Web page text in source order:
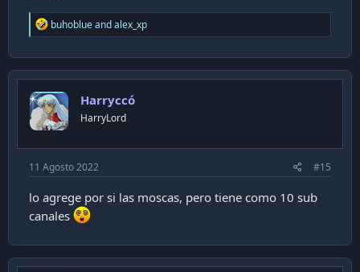
R
e
c
t
o
n
s
buhoblueandalex_xp
Harryccó
HarryLord
11 Agosto 2022 #15
lo agrege por si las moscas, pero tiene como 10 sub
canales